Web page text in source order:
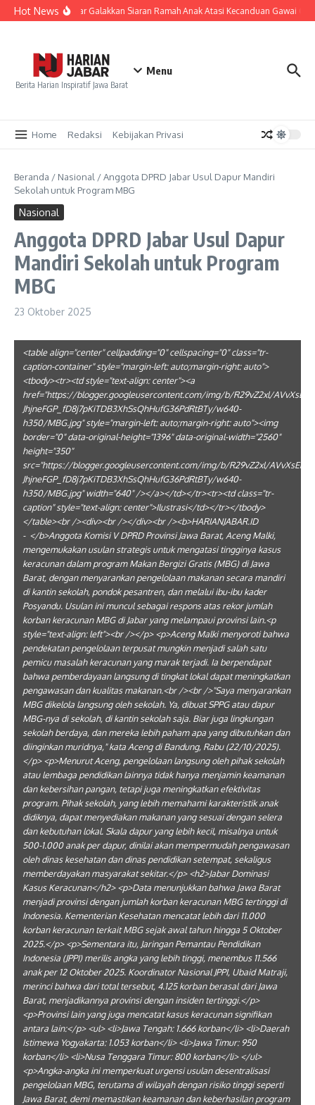
Lewati ke konten
Hot NewsKPID Jabar Galakkan Siaran Ramah Anak Atasi Kecanduan Gawai Gen Z
Berita Harian Inspiratif Jawa Barat
Menu
Home Redaksi Kebijakan Privasi
Beranda / Nasional /Anggota DPRD Jabar Usul Dapur Mandiri
Sekolah untuk Program MBG
Nasional
Anggota DPRD Jabar Usul Dapur
Mandiri Sekolah untuk Program
MBG
23 Oktober 2025
<table align="center" cellpadding="0" cellspacing="0" class="tr-
caption-container" style="margin-left: auto;margin-right: auto">
<tbody><tr><td style="text-align: center"><a
href="https://blogger.googleusercontent.com/img/b/R29vZ2xl/
JhjneFGP_fD8j7pKiTDB3XhSsQhHufG36PdRtBTy/w640-
h350/MBG.jpg" style="margin-left: auto;margin-right: auto"><img
border="0" data-original-height="1396" data-original-width="2560"
height="350"
src="https://blogger.googleusercontent.com/img/b/R29vZ2xl/
JhjneFGP_fD8j7pKiTDB3XhSsQhHufG36PdRtBTy/w640-
h350/MBG.jpg" width="640" /></a></td></tr><tr><td class="tr-
caption" style="text-align: center">Ilustrasi</td></tr></tbody>
</table><br /><div><br /></div><br /><b>HARIANJABAR.ID
- </b>Anggota Komisi V DPRD Provinsi Jawa Barat, Aceng Malki,
mengemukakan usulan strategis untuk mengatasi tingginya kasus
keracunan dalam program Makan Bergizi Gratis (MBG) di Jawa
Barat, dengan menyarankan pengelolaan makanan secara mandiri
di kantin sekolah, pondok pesantren, dan melalui ibu-ibu kader
Posyandu. Usulan ini muncul sebagai respons atas rekor jumlah
korban keracunan MBG di Jabar yang melampaui provinsi lain.<p
style="text-align: left"><br /></p> <p>Aceng Malki menyoroti bahwa
pendekatan pengelolaan terpusat mungkin menjadi salah satu
pemicu masalah keracunan yang marak terjadi. Ia berpendapat
bahwa pemberdayaan langsung di tingkat lokal dapat meningkatkan
pengawasan dan kualitas makanan.<br /><br />"Saya menyarankan
MBG dikelola langsung oleh sekolah. Ya, dibuat SPPG atau dapur
MBG-nya di sekolah, di kantin sekolah saja. Biar juga lingkungan
sekolah berdaya, dan mereka lebih paham apa yang dibutuhkan dan
diinginkan muridnya," kata Aceng di Bandung, Rabu (22/10/2025).
</p> <p>Menurut Aceng, pengelolaan langsung oleh pihak sekolah
atau lembaga pendidikan lainnya tidak hanya menjamin keamanan
dan kebersihan pangan, tetapi juga meningkatkan efektivitas
program. Pihak sekolah, yang lebih memahami karakteristik anak
didiknya, dapat menyediakan makanan yang sesuai dengan selera
dan kebutuhan lokal. Skala dapur yang lebih kecil, misalnya untuk
500-1.000 anak per dapur, dinilai akan mempermudah pengawasan
oleh dinas kesehatan dan dinas pendidikan setempat, sekaligus
memberdayakan masyarakat sekitar.</p> <h2>Jabar Dominasi
Kasus Keracunan</h2> <p>Data menunjukkan bahwa Jawa Barat
menjadi provinsi dengan jumlah korban keracunan MBG tertinggi di
Indonesia. Kementerian Kesehatan mencatat lebih dari 11.000
korban keracunan terkait MBG sejak awal tahun hingga 5 Oktober
2025.</p> <p>Sementara itu, Jaringan Pemantau Pendidikan
Indonesia (JPPI) merilis angka yang lebih tinggi, menembus 11.566
anak per 12 Oktober 2025. Koordinator Nasional JPPI, Ubaid Matraji,
merinci bahwa dari total tersebut, 4.125 korban berasal dari Jawa
Barat, menjadikannya provinsi dengan insiden tertinggi.</p>
<p>Provinsi lain yang juga mencatat kasus keracunan signifikan
antara lain:</p> <ul> <li>Jawa Tengah: 1.666 korban</li> <li>Daerah
Istimewa Yogyakarta: 1.053 korban</li> <li>Jawa Timur: 950
korban</li> <li>Nusa Tenggara Timur: 800 korban</li> </ul>
<p>Angka-angka ini memperkuat urgensi usulan desentralisasi
pengelolaan MBG, terutama di wilayah dengan risiko tinggi seperti
Jawa Barat, demi memastikan keamanan dan keberhasilan program